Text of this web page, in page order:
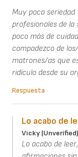
Muy poca seriedad
profesionales de la
poco más de
compadezco de
matrones/as que
ridículo desde su
Respuesta
Lo acabo de
Vicky (unverified)
Lo acabo de